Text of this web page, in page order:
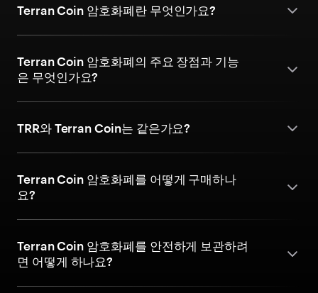
Terran Coin 암호화폐란 무엇인가요?
Terran Coin 암호화폐의 주요 장점과 기능
은 무엇인가요?
TRR와 Terran Coin는 같은가요?
Terran Coin 암호화폐를 어떻게 구매하나
요?
Terran Coin 암호화폐를 안전하게 보관하려
면 어떻게 하나요?